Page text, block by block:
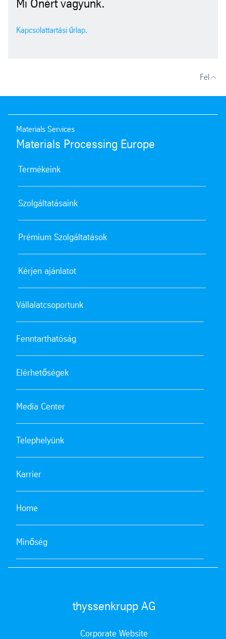
Mi Önért vagyunk.
Kapcsolattartási űrlap.
Fel
Materials Services
Materials Processing Europe
Termékeink
Szolgáltatásaink
Prémium Szolgáltatások
Kérjen ajánlatot
Vállalatcsoportunk
Fenntarthatóság
Elérhetőségek
Media Center
Telephelyünk
Karrier
Home
Minőség
thyssenkrupp AG
Corporate Website